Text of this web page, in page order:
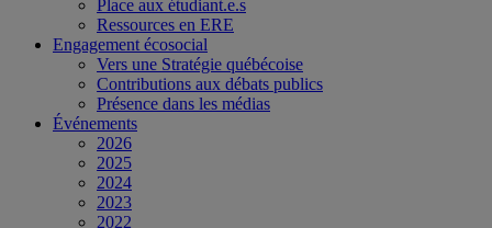
Place aux étudiant.e.s
Ressources en ERE
Engagement écosocial
Vers une Stratégie québécoise
Contributions aux débats publics
Présence dans les médias
Événements
2026
2025
2024
2023
2022